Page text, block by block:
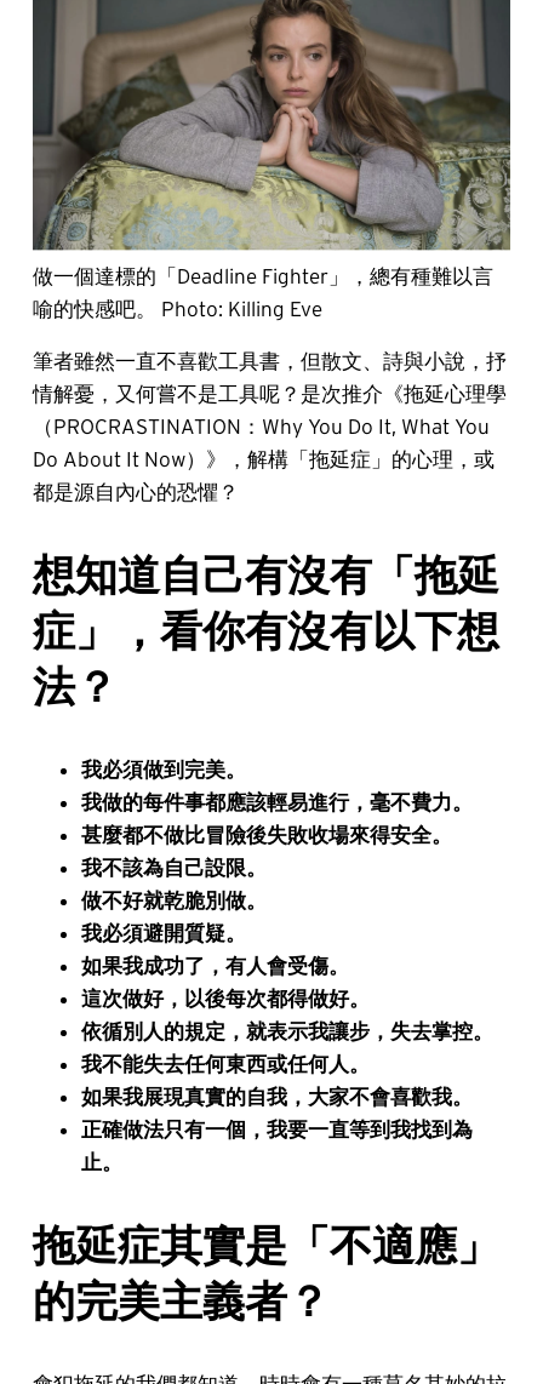
做一個達標的「Deadline Fighter」，總有種難以言
喻的快感吧。 Photo: Killing Eve
筆者雖然一直不喜歡工具書，但散文、詩與小說，抒
情解憂，又何嘗不是工具呢？是次推介《拖延心理學
（PROCRASTINATION：Why You Do It, What You
Do About It Now）》，解構「拖延症」的心理，或
都是源自內心的恐懼？
想知道自己有沒有「拖延
症」，看你有沒有以下想
法？
我必須做到完美。
我做的每件事都應該輕易進行，毫不費力。
甚麼都不做比冒險後失敗收場來得安全。
我不該為自己設限。
做不好就乾脆別做。
我必須避開質疑。
如果我成功了，有人會受傷。
這次做好，以後每次都得做好。
依循別人的規定，就表示我讓步，失去掌控。
我不能失去任何東西或任何人。
如果我展現真實的自我，大家不會喜歡我。
正確做法只有一個，我要一直等到我找到為
止。
拖延症其實是「不適應」
的完美主義者？